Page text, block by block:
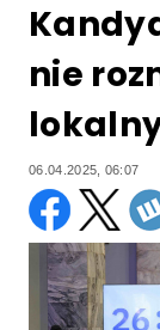
nie
06.04.2025, 06:07